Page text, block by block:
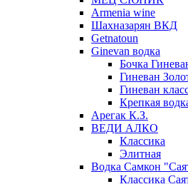
Armenia wine
Шахназарян ВКД
Getnatoun
Ginevan водка
Бочка
Гиневан
Гиневан
Крепкая
Арегак К.З.
ВЕДИ АЛКО
Классика
Элитная
Водка Самкон
Классика